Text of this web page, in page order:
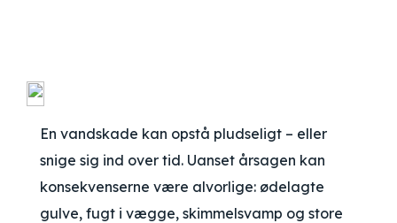
En vandskade kan opstå pludseligt – eller
snige sig ind over tid. Uanset årsagen kan
konsekvenserne være alvorlige: ødelagte
gulve, fugt i vægge, skimmelsvamp og store